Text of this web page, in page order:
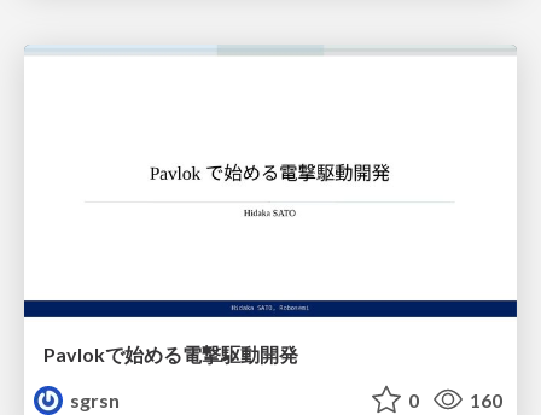
Pavlokで始める電撃駆動開発
sgrsn
0 160